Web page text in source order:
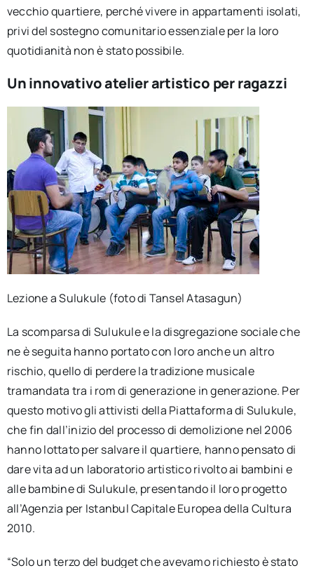
vecchio quartiere, perché vivere in appartamenti isolati,
privi del sostegno comunitario essenziale per la loro
quotidianità non è stato possibile.
Un innovativo atelier artistico per ragazzi
Lezione a Sulukule (foto di Tansel Atasagun)
La scomparsa di Sulukule e la disgregazione sociale che
ne è seguita hanno portato con loro anche un altro
rischio, quello di perdere la tradizione musicale
tramandata tra i rom di generazione in generazione. Per
questo motivo gli attivisti della Piattaforma di Sulukule,
che fin dall’inizio del processo di demolizione nel 2006
hanno lottato per salvare il quartiere, hanno pensato di
dare vita ad un laboratorio artistico rivolto ai bambini e
alle bambine di Sulukule, presentando il loro progetto
all’Agenzia per Istanbul Capitale Europea della Cultura
2010.
“Solo un terzo del budget che avevamo richiesto è stato